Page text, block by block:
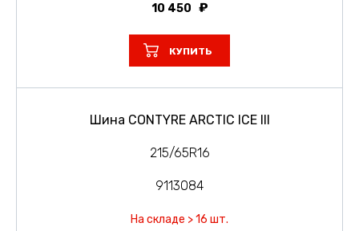
10 450
КУПИТЬ
Шина CONTYRE ARCTIC ICE III
215/65R16
9113084
На складе > 16 шт.